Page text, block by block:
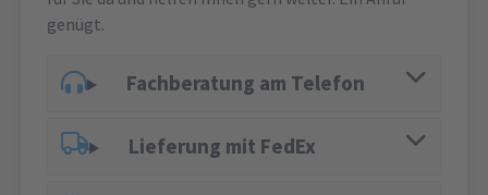
genügt.
Fachberatung am Telefon
Lieferung mit FedEx